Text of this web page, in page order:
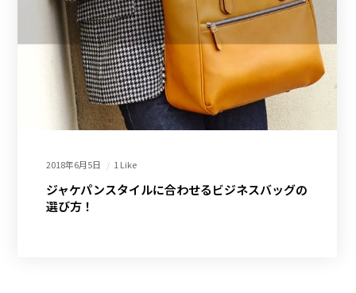
2018年6月5日 1 Like
ジャケパンスタイルに合わせるビジネスバッグの
選び方！